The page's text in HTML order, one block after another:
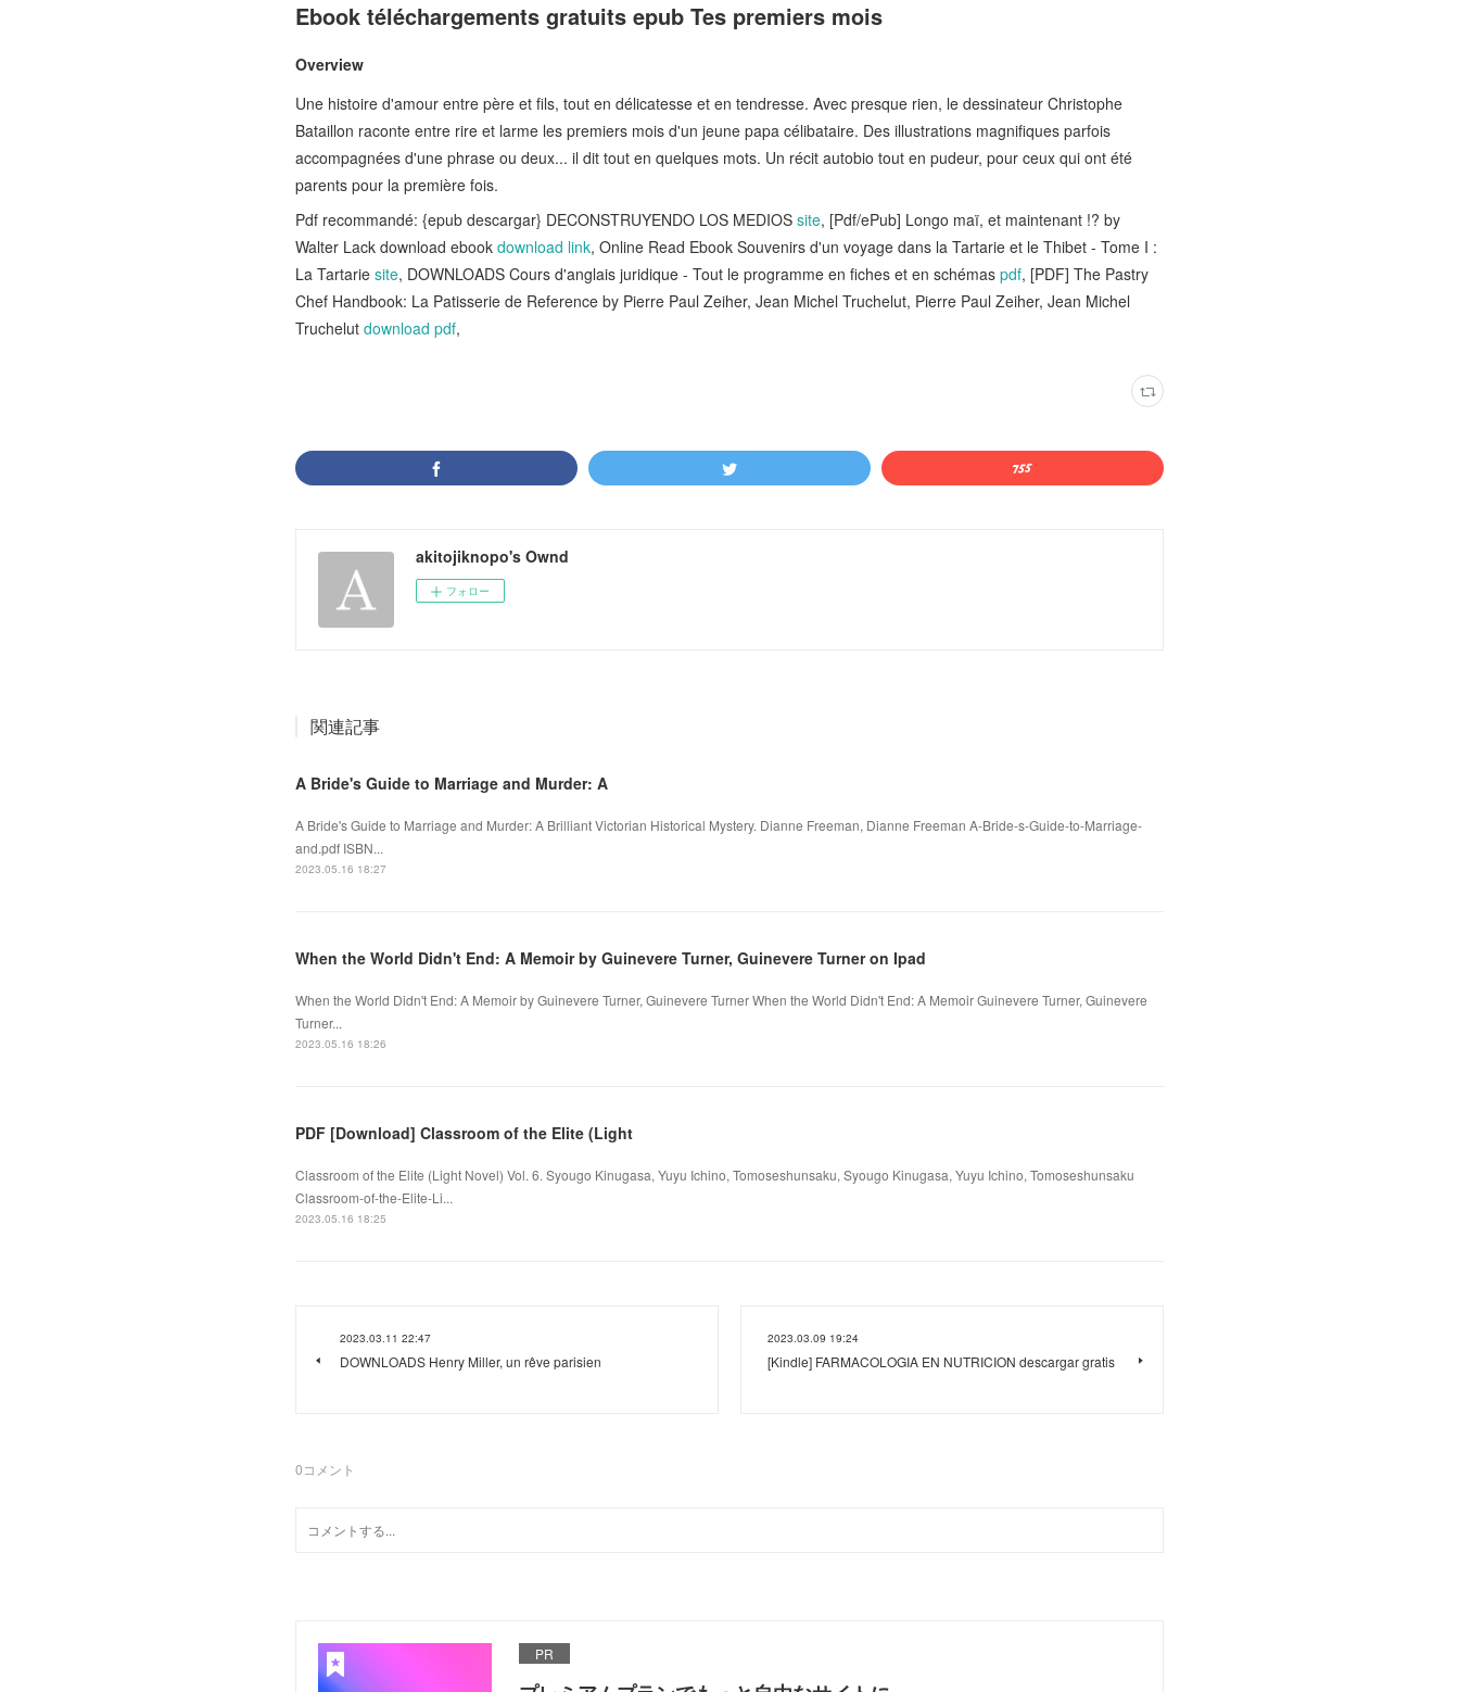
Ebook téléchargements gratuits epub Tes premiers mois
Overview
Une histoire d'amour entre père et fils, tout en délicatesse et en tendresse. Avec presque rien, le dessinateur Christophe
Bataillon raconte entre rire et larme les premiers mois d'un jeune papa célibataire. Des illustrations magnifiques parfois
accompagnées d'une phrase ou deux... il dit tout en quelques mots. Un récit autobio tout en pudeur, pour ceux qui ont été
parents pour la première fois.
Pdf recommandé: {epub descargar} DECONSTRUYENDO LOS MEDIOS site, [Pdf/ePub] Longo maï, et maintenant !? by
Walter Lack download ebook download link, Online Read Ebook Souvenirs d'un voyage dans la Tartarie et le Thibet - Tome I :
La Tartarie site, DOWNLOADS Cours d'anglais juridique - Tout le programme en fiches et en schémas pdf, [PDF] The Pastry
Chef Handbook: La Patisserie de Reference by Pierre Paul Zeiher, Jean Michel Truchelut, Pierre Paul Zeiher, Jean Michel
Truchelut download pdf,
akitojiknopo's Ownd
フォロー
関連記事
A Bride's Guide to Marriage and Murder: A
A Bride's Guide to Marriage and Murder: A Brilliant Victorian Historical Mystery. Dianne Freeman, Dianne Freeman A-Bride-s-Guide-to-Marriage-
and.pdf ISBN...
2023.05.16 18:27
When the World Didn't End: A Memoir by Guinevere Turner, Guinevere Turner on Ipad
When the World Didn't End: A Memoir by Guinevere Turner, Guinevere Turner When the World Didn't End: A Memoir Guinevere Turner, Guinevere
Turner...
2023.05.16 18:26
PDF [Download] Classroom of the Elite (Light
Classroom of the Elite (Light Novel) Vol. 6. Syougo Kinugasa, Yuyu Ichino, Tomoseshunsaku, Syougo Kinugasa, Yuyu Ichino, Tomoseshunsaku
Classroom-of-the-Elite-Li...
2023.05.16 18:25
2023.03.11 22:47
DOWNLOADS Henry Miller, un rêve parisien
2023.03.09 19:24
[Kindle] FARMACOLOGIA EN NUTRICION descargar gratis
0コメント
PR